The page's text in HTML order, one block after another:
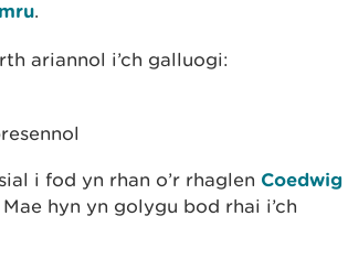
.
ariannol i’ch galluogi:
i fod yn rhan o’r rhaglen Coedwig
hyn yn golygu bod rhai i’ch